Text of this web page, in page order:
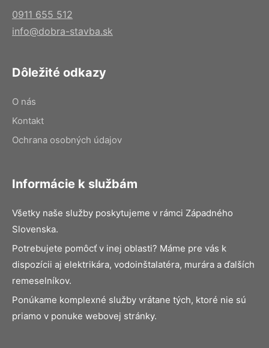
0911 655 512
info@dobra-stavba.sk
Dôležité odkazy
O nás
Kontakt
Ochrana osobných údajov
Informácie k službám
Všetky naše služby poskytujeme v rámci Západného
Slovenska.
Potrebujete pomôcť v inej oblasti? Máme pre vás k
dispozícii aj elektrikára, vodoinštalatéra, murára a ďalších
remeselníkov.
Ponúkame komplexné služby vrátane tých, ktoré nie sú
priamo v ponuke webovej stránky.